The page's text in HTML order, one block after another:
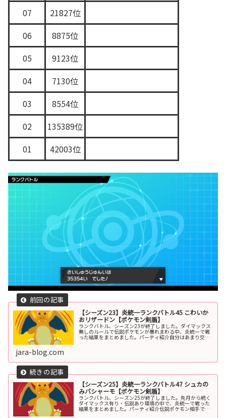
07
21827位
06
8875位
05
9123位
04
7130位
03
8554位
02
135389位
01
42003位
【シーズン23】炎統一ランクバトル45 こわいか
おリザードン【ポケモン剣盾】
ランクバトル、シーズン23が終了しました。ダイマックス
無しのルールで伝説ポケモンが暴れまわる中、炎統一で戦
った結果をまとめました。パーティ紹介自分はあまり交代
をせず、相手が交代した先にも抜群の技を当てられるよう
jara-blog.com
【シーズン25】炎統一ランクバトル47 シュカの
みバシャーモ【ポケモン剣盾】
ランクバトル、シーズン25が終了しました。先月から続く
ダイマックス有り・伝説あり環境の中で、炎統一で戦った
結果をまとめました。パーティ紹介伝説ポケモン相手でも